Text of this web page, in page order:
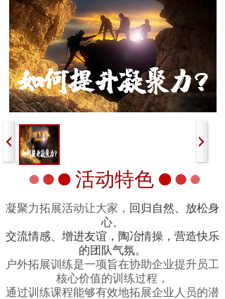
活动特色
凝聚力拓展活动让大家， 回归自然、放松身
心、
交流情感、增进友谊，陶冶情操，营造快乐
的团队气氛。
户外拓展训练是一项旨在协助企业提升员工
核心价值的训练过程，
通过训练课程能够有效地拓展企业人员的潜